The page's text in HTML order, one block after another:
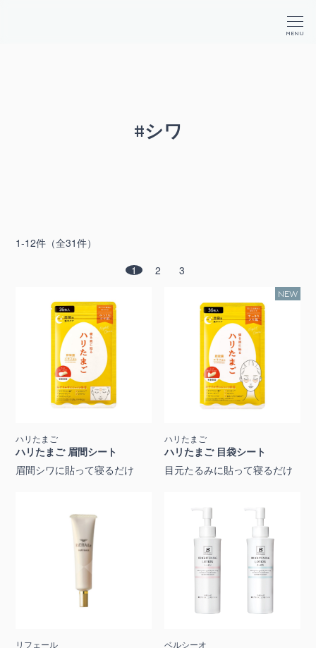
MENU
#シワ
1-12件（全31件）
1
2 3
ハリたまご
ハリたまご 眉間シート
眉間シワに貼って寝るだけ
ハリたまご
ハリたまご 目袋シート
目元たるみに貼って寝るだけ
リフェール ベルシーオ